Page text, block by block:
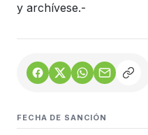
y archívese.-
FECHA DE SANCIÓN